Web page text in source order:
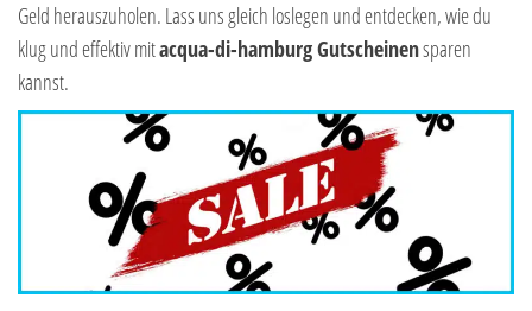
Geld herauszuholen. Lass uns gleich loslegen und entdecken, wie du
klug und effektiv mitacqua-di-hamburg Gutscheinensparen
kannst.